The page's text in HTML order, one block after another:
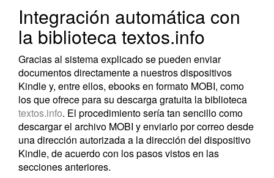
Integración automática con
la biblioteca textos.info
Gracias al sistema explicado se pueden enviar
documentos directamente a nuestros dispositivos
Kindle y, entre ellos, ebooks en formato MOBI, como
los que ofrece para su descarga gratuita la biblioteca
textos.info. El procedimiento sería tan sencillo como
descargar el archivo MOBI y enviarlo por correo desde
una dirección autorizada a la dirección del dispositivo
Kindle, de acuerdo con los pasos vistos en las
secciones anteriores.